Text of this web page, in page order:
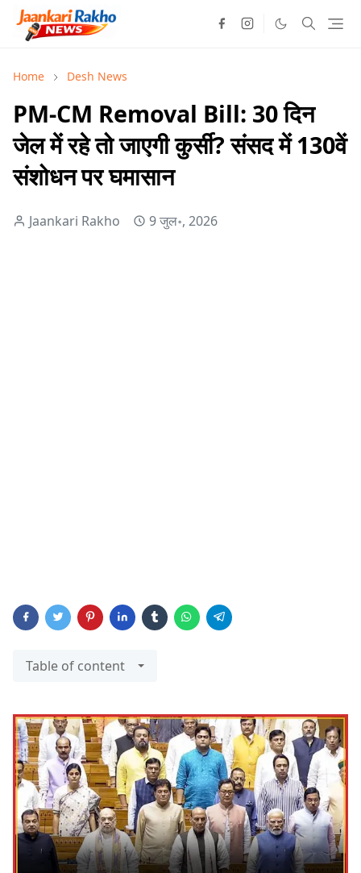
Home Desh News
PM-CM Removal Bill: 30 दिन
जेल में रहे तो जाएगी कुर्सी? संसद में 130वें
संशोधन पर घमासान
Jaankari Rakho 9 जुल॰, 2026
Table of content